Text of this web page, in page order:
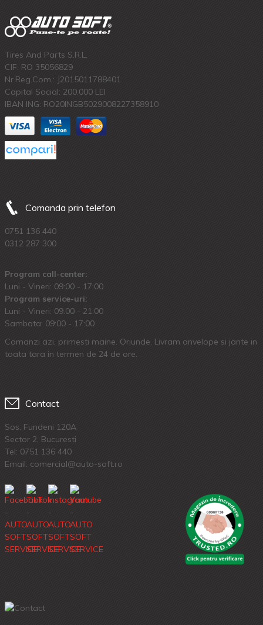
Tires And Parts S.R.L.
CIF: RO 35056829
Nr.Reg.Com.: J2015011788401
Capital Social: 200.000 LEI
IBAN ING: RO20INGB5029008227358910
Comanda prin telefon
0751 136 440
0312 287 300
Program call-center:
Luni - Vineri: 09:00 - 17:00
Program service-uri:
Luni - Vineri: 09.00 - 21:00
Sambata: 09:00 - 17:00
Comanzi azi, primesti maine. Oriunde. Livram anvelope si jante in
toata tara in termen de 24 de ore.
Contact
Sos. Fundeni 120A
Sector 2, Bucuresti
Tel: 0751 136 440
Email: comercial@auto-soft.ro